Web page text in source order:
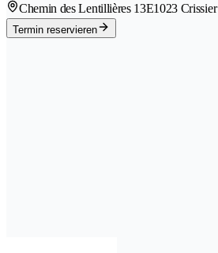
Chemin des Lentillières 13E1023 Crissier
Termin reservieren